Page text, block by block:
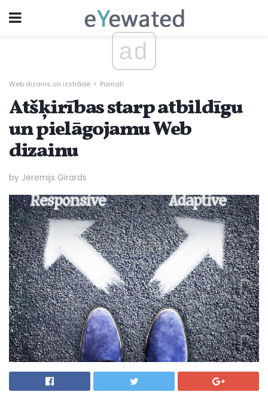
ad
Web dizains un izstrāde Pamati
Atšķirības starp atbildīgu
un pielāgojamu Web
dizainu
by Jeremijs Girards